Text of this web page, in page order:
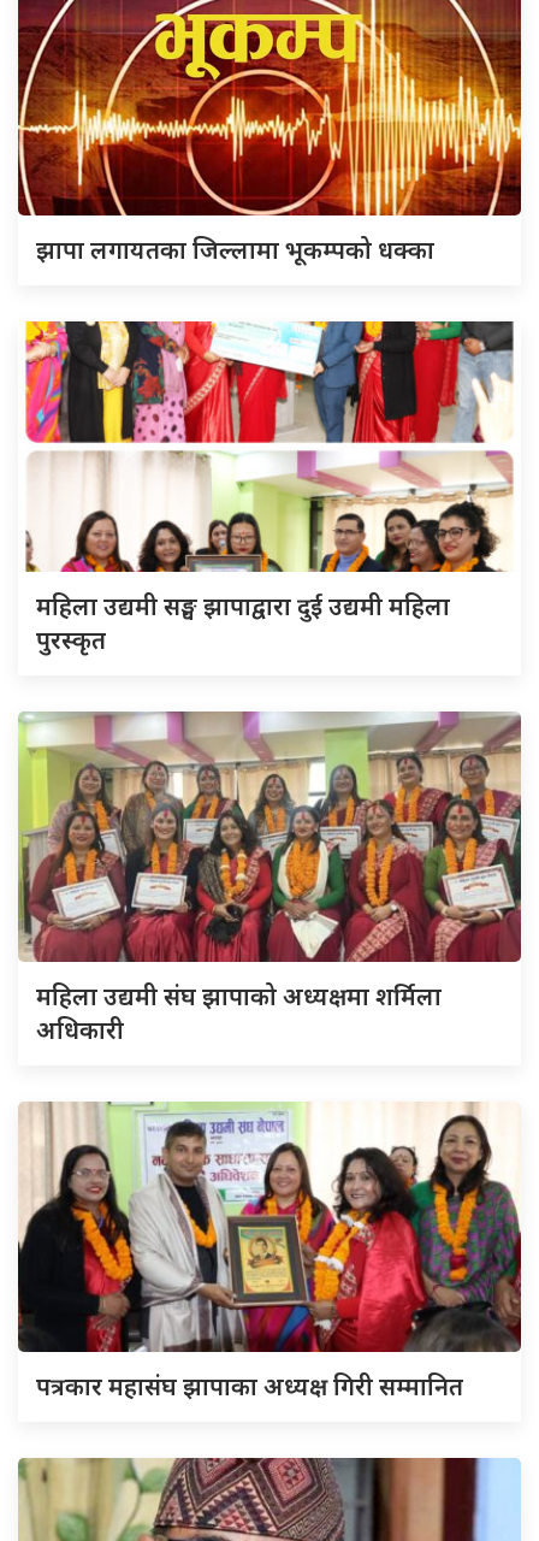
झापा लगायतका जिल्लामा भूकम्पको धक्का
महिला उद्यमी सङ्घ झापाद्वारा दुई उद्यमी महिला
पुरस्कृत
महिला उद्यमी संघ झापाको अध्यक्षमा शर्मिला
अधिकारी
पत्रकार महासंघ झापाका अध्यक्ष गिरी सम्मानित